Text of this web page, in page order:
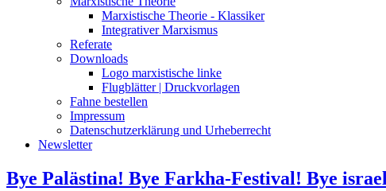
Marxistische Theorie - Klassiker
Integrativer Marxismus
Referate
Downloads
Logo marxistische linke
Flugblätter | Druckvorlagen
Fahne bestellen
Impressum
Datenschutzerklärung und Urheberrecht
Newsletter
Bye Palästina! Bye Farkha-Festival! Bye